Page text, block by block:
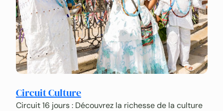
Circuit Culture
Circuit 16 jours : Découvrez la richesse de la culture